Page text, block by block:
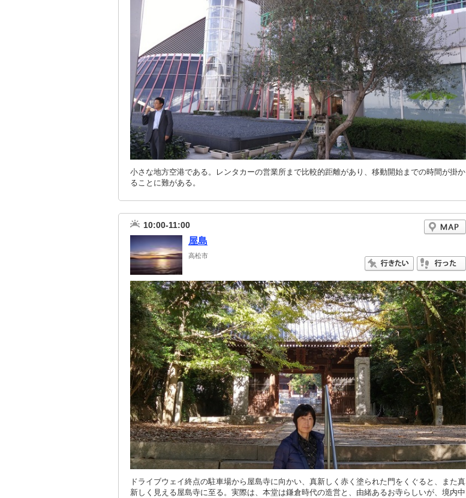
小さな地方空港である。レンタカーの営業所まで比較的距離があり、移動開始までの時間が掛か
ることに難がある。
10:00-11:00
屋島
高松市
ドライブウェイ終点の駐車場から屋島寺に向かい、真新しく赤く塗られた門をくぐると、また真
新しく見える屋島寺に至る。実際は、本堂は鎌倉時代の造営と、由緒あるお寺らしいが、境内中